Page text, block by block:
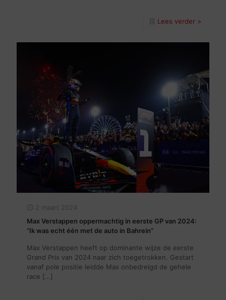
Lees verder >
2 maart 2024
Max Verstappen oppermachtig in eerste GP van 2024:
“Ik was echt één met de auto in Bahrein”
Max Verstappen heeft op dominante wijze de eerste
Grand Prix van 2024 naar zich toegetrokken. Gestart
vanaf pole positie leidde Max onbedreigd de gehele
race […]